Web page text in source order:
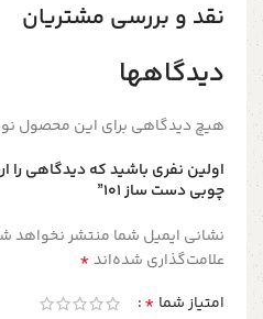
نقد و بررسی مشتریان
دیدگاهها
هیچ دیدگاهی برای این محصول
اولین نفری باشید که دیدگاهی را
چوبی دست ساز 101”
نشانی ایمیل شما منتشر نخواهد
علامت‌گذاری شده‌اند*
امتیاز شما *